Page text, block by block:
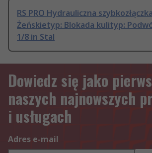
RS PRO Hydrauliczna
Żeńskietyp: Blokada kulityp:
1/8 in Stal
Dowiedz się jako
naszych najnowszych
i usługach
Adres e-mail